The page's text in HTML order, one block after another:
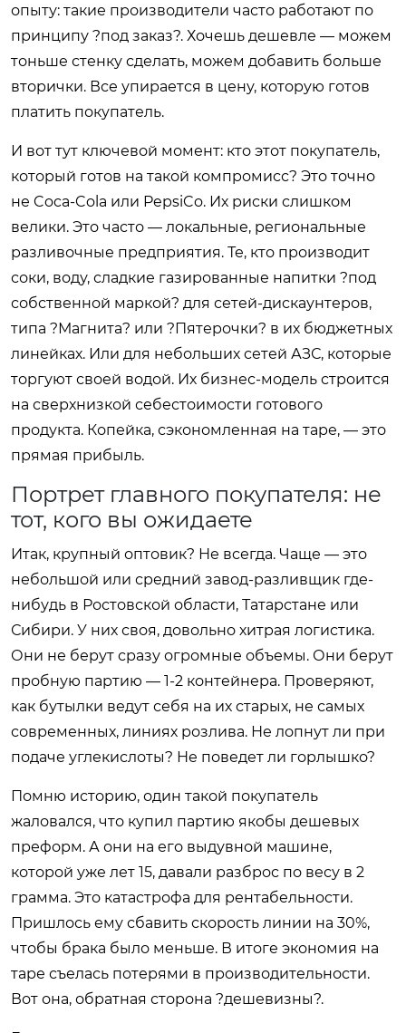
опыту: такие производители часто работают по
принципу ?под заказ?. Хочешь дешевле — можем
тоньше стенку сделать, можем добавить больше
вторички. Все упирается в цену, которую готов
платить покупатель.
И вот тут ключевой момент: кто этот покупатель,
который готов на такой компромисс? Это точно
не Coca-Cola или PepsiCo. Их риски слишком
велики. Это часто — локальные, региональные
разливочные предприятия. Те, кто производит
соки, воду, сладкие газированные напитки ?под
собственной маркой? для сетей-дискаунтеров,
типа ?Магнита? или ?Пятерочки? в их бюджетных
линейках. Или для небольших сетей АЗС, которые
торгуют своей водой. Их бизнес-модель строится
на сверхнизкой себестоимости готового
продукта. Копейка, сэкономленная на таре, — это
прямая прибыль.
Портрет главного покупателя: не
тот, кого вы ожидаете
Итак, крупный оптовик? Не всегда. Чаще — это
небольшой или средний завод-разливщик где-
нибудь в Ростовской области, Татарстане или
Сибири. У них своя, довольно хитрая логистика.
Они не берут сразу огромные объемы. Они берут
пробную партию — 1-2 контейнера. Проверяют,
как бутылки ведут себя на их старых, не самых
современных, линиях розлива. Не лопнут ли при
подаче углекислоты? Не поведет ли горлышко?
Помню историю, один такой покупатель
жаловался, что купил партию якобы дешевых
преформ. А они на его выдувной машине,
которой уже лет 15, давали разброс по весу в 2
грамма. Это катастрофа для рентабельности.
Пришлось ему сбавить скорость линии на 30%,
чтобы брака было меньше. В итоге экономия на
таре съелась потерями в производительности.
Вот она, обратная сторона ?дешевизны?.